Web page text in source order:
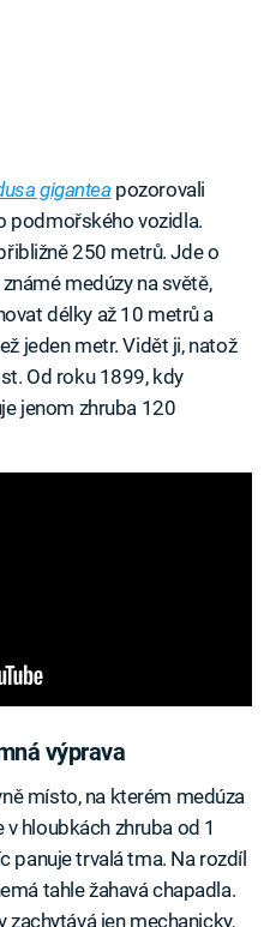
gigantea pozorovali
podmořského vozidla.
250 metrů. Jde o
medúzy na světě,
délky až 10 metrů a
jeden metr. Vidět ji, natož
Od roku 1899, kdy
jenom zhruba 120
výprava
místo, na kterém medúza
hloubkách zhruba od 1
panuje trvalá tma. Na rozdíl
tahle žahavá chapadla.
jen mechanicky,